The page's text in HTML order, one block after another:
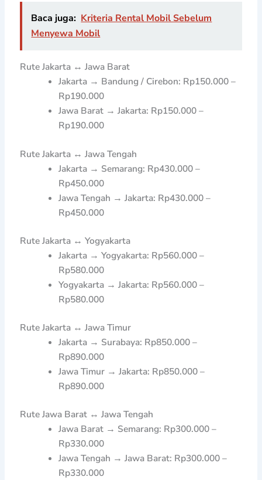
Baca juga: Kriteria Rental Mobil Sebelum
Menyewa Mobil
Rute Jakarta ↔ Jawa Barat
Jakarta → Bandung / Cirebon: Rp150.000 –
Rp190.000
Jawa Barat → Jakarta: Rp150.000 –
Rp190.000
Rute Jakarta ↔ Jawa Tengah
Jakarta → Semarang: Rp430.000 –
Rp450.000
Jawa Tengah → Jakarta: Rp430.000 –
Rp450.000
Rute Jakarta ↔ Yogyakarta
Jakarta → Yogyakarta: Rp560.000 –
Rp580.000
Yogyakarta → Jakarta: Rp560.000 –
Rp580.000
Rute Jakarta ↔ Jawa Timur
Jakarta → Surabaya: Rp850.000 –
Rp890.000
Jawa Timur → Jakarta: Rp850.000 –
Rp890.000
Rute Jawa Barat ↔ Jawa Tengah
Jawa Barat → Semarang: Rp300.000 –
Rp330.000
Jawa Tengah → Jawa Barat: Rp300.000 –
Rp330.000